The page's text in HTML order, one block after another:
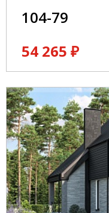
104-79
54 265 ₽